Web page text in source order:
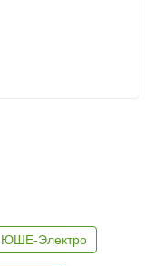
ЮШЕ-Электро